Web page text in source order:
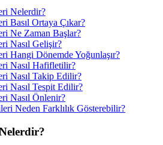
Nelerdir?
Basıl Ortaya Çıkar?
Ne Zaman Başlar?
Nasıl Gelişir?
Hangi Dönemde Yoğunlaşır?
Nasıl Hafifletilir?
Nasıl Takip Edilir?
Nasıl Tespit Edilir?
Nasıl Önlenir?
Neden Farklılık Gösterebilir?